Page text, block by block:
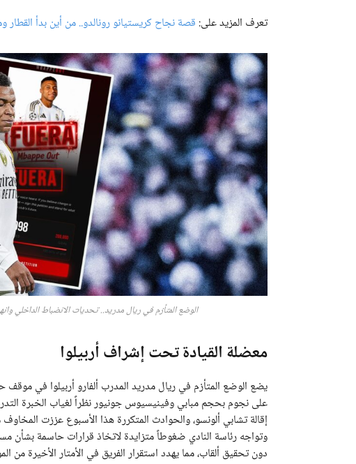
تعرف المزيد على: قصة نجاح كريستيانو رونالدو.. من أين بدأ
الوضع المتأزم في ريال مدريد.. تحديات الانضباط الداخلي
معضلة القيادة تحت إشراف أربيلوا
يضع الوضع المتأزم في ريال مدريد المدرب ألفارو أربيلوا في
على نجوم بحجم مبابي وفينيسيوس جونيور نظراً لغياب الخبرة
إقالة تشابي ألونسو، والحوادث المتكررة هذا الأسبوع عززت
وتواجه رئاسة النادي ضغوطاً متزايدة لاتخاذ قرارات حاسمة بشأن
دون تحقيق ألقاب، مما يهدد استقرار الفريق في الأمتار الأخيرة من